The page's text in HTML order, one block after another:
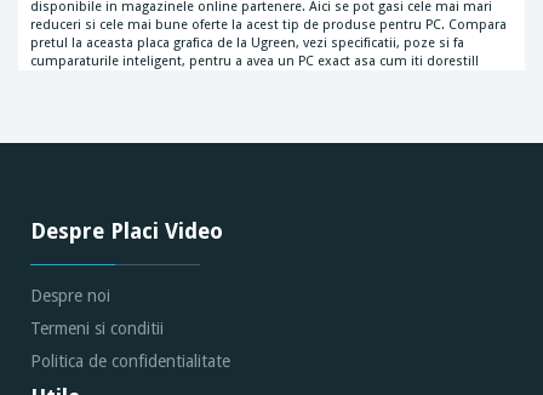
disponibile in magazinele online partenere. Aici se pot gasi cele mai mari
reduceri si cele mai bune oferte la acest tip de produse pentru PC. Compara
pretul la aceasta placa grafica de la Ugreen, vezi specificatii, poze si fa
cumparaturile inteligent, pentru a avea un PC exact asa cum iti doresti!!
Despre Placi Video
Despre noi
Termeni si conditii
Politica de confidentialitate